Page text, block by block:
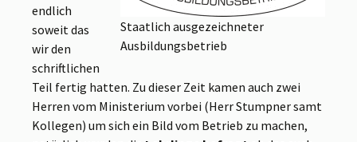
Staatlich ausgezeichneter
Ausbildungsbetrieb
endlich
soweit das
wir den
schriftlichen
Teil fertig hatten. Zu dieser Zeit kamen auch zwei
Herren vom Ministerium vorbei (Herr Stumpner samt
Kollegen) um sich ein Bild vom Betrieb zu machen,